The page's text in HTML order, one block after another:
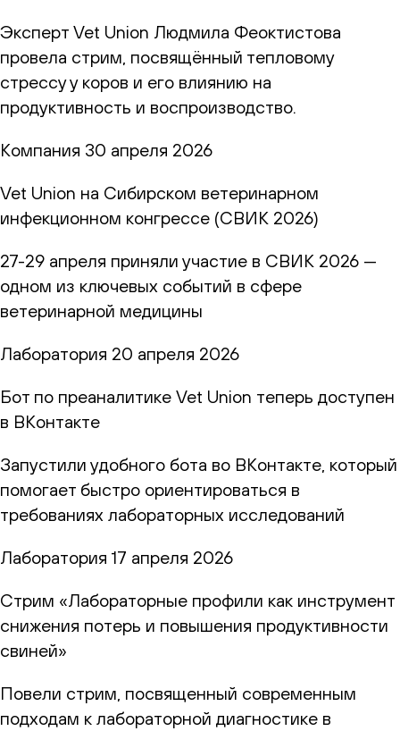
Эксперт Vet Union Людмила Феоктистова
провела стрим, посвящённый тепловому
стрессу у коров и его влиянию на
продуктивность и воспроизводство.
Компания 30 апреля 2026
Vet Union на Сибирском ветеринарном
инфекционном конгрессе (СВИК 2026)
27-29 апреля приняли участие в СВИК 2026 —
одном из ключевых событий в сфере
ветеринарной медицины
Лаборатория 20 апреля 2026
Бот по преаналитике Vet Union теперь доступен
в ВКонтакте
Запустили удобного бота во ВКонтакте, который
помогает быстро ориентироваться в
требованиях лабораторных исследований
Лаборатория 17 апреля 2026
Стрим «Лабораторные профили как инструмент
снижения потерь и повышения продуктивности
свиней»
Повели стрим, посвященный современным
подходам к лабораторной диагностике в